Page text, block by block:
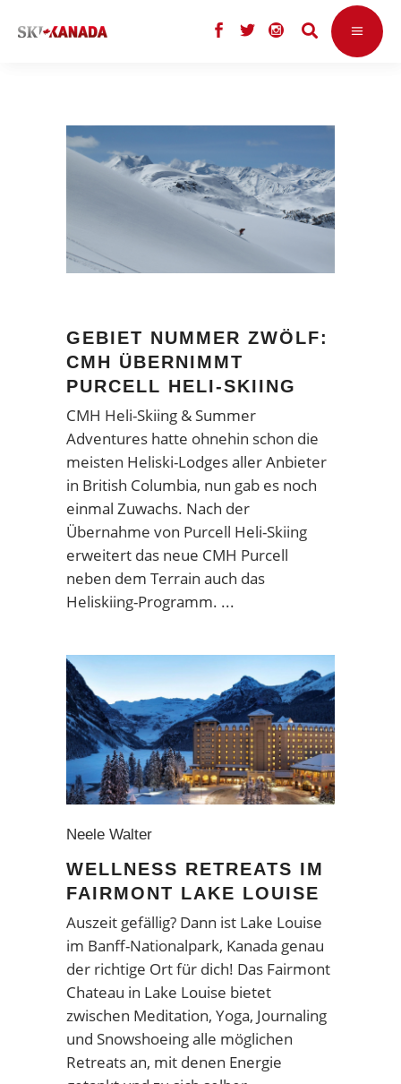
GEBIET NUMMER ZWÖLF:
CMH ÜBERNIMMT
PURCELL HELI-SKIING
CMH Heli-Skiing & Summer
Adventures hatte ohnehin schon die
meisten Heliski-Lodges aller Anbieter
in British Columbia, nun gab es noch
einmal Zuwachs. Nach der
Übernahme von Purcell Heli-Skiing
erweitert das neue CMH Purcell
neben dem Terrain auch das
Heliskiing-Programm.
Neele Walter
WELLNESS RETREATS IM
FAIRMONT LAKE LOUISE
Auszeit gefällig? Dann ist Lake Louise
im Banff-Nationalpark, Kanada genau
der richtige Ort für dich! Das Fairmont
Chateau in Lake Louise bietet
zwischen Meditation, Yoga, Journaling
und Snowshoeing alle möglichen
Retreats an, mit denen Energie